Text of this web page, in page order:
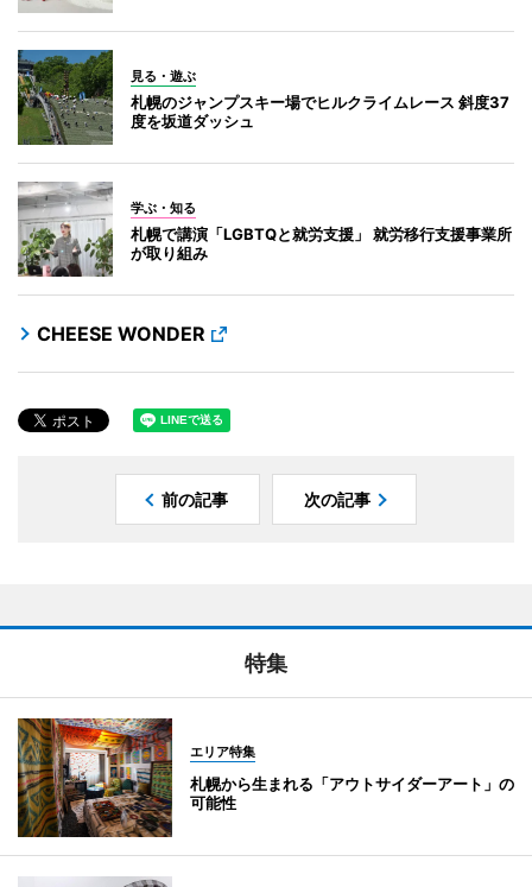
見る・遊ぶ
札幌のジャンプスキー場でヒルクライムレース 斜度37
度を坂道ダッシュ
学ぶ・知る
札幌で講演「LGBTQと就労支援」 就労移行支援事業所
が取り組み
CHEESE WONDER
前の記事 次の記事
特集
エリア特集
札幌から生まれる「アウトサイダーアート」の
可能性